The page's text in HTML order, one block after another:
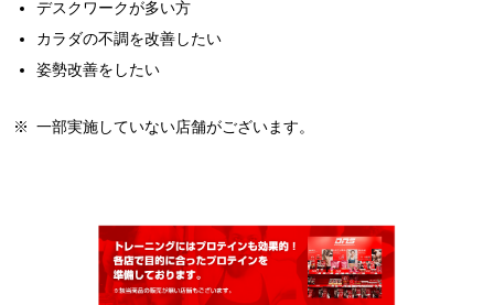
デスクワークが多い方
カラダの不調を改善したい
姿勢改善をしたい
※ 一部実施していない店舗がございます。